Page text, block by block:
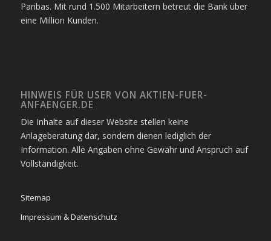
Paribas. Mit rund 1.500 Mitarbeitern betreut die Bank über
eine Million Kunden.
HINWEIS FÜR USER VON AKTIEN-FUER-
ANFAENGER.DE
Die Inhalte auf dieser Website stellen keine
Anlageberatung dar, sondern dienen lediglich der
Information. Alle Angaben ohne Gewähr und Anspruch auf
Vollständigkeit.
Sitemap
Impressum & Datenschutz